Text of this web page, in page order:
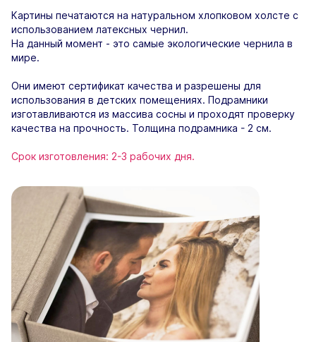
Картины печатаются на натуральном хлопковом холсте с
использованием латексных чернил.
На данный момент - это самые экологические чернила в
мире.
Они имеют сертификат качества и разрешены для
использования в детских помещениях. Подрамники
изготавливаются из массива сосны и проходят проверку
качества на прочность. Толщина подрамника - 2 см.
Срок изготовления: 2-3 рабочих дня.